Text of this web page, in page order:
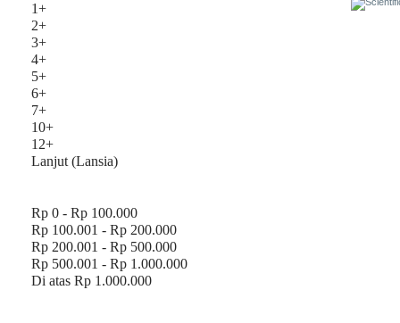
1+
2+
3+
4+
5+
6+
7+
10+
12+
Lanjut (Lansia)
Rp 0 - Rp 100.000
Rp 100.001 - Rp 200.000
Rp 200.001 - Rp 500.000
Rp 500.001 - Rp 1.000.000
Di atas Rp 1.000.000